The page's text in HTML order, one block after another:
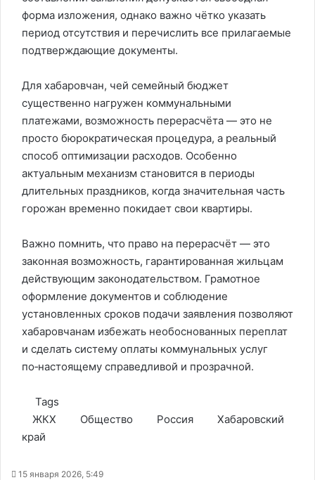
форма изложения, однако важно чётко указать
период отсутствия и перечислить все прилагаемые
подтверждающие документы.
Для хабаровчан, чей семейный бюджет
существенно нагружен коммунальными
платежами, возможность перерасчёта — это не
просто бюрократическая процедура, а реальный
способ оптимизации расходов. Особенно
актуальным механизм становится в периоды
длительных праздников, когда значительная часть
горожан временно покидает свои квартиры.
Важно помнить, что право на перерасчёт — это
законная возможность, гарантированная жильцам
действующим законодательством. Грамотное
оформление документов и соблюдение
установленных сроков подачи заявления позволяют
хабаровчанам избежать необоснованных переплат
и сделать систему оплаты коммунальных услуг
по‑настоящему справедливой и прозрачной.
Tags
ЖКХ
Общество Россия
Хабаровский
край
15 января 2026, 5:49